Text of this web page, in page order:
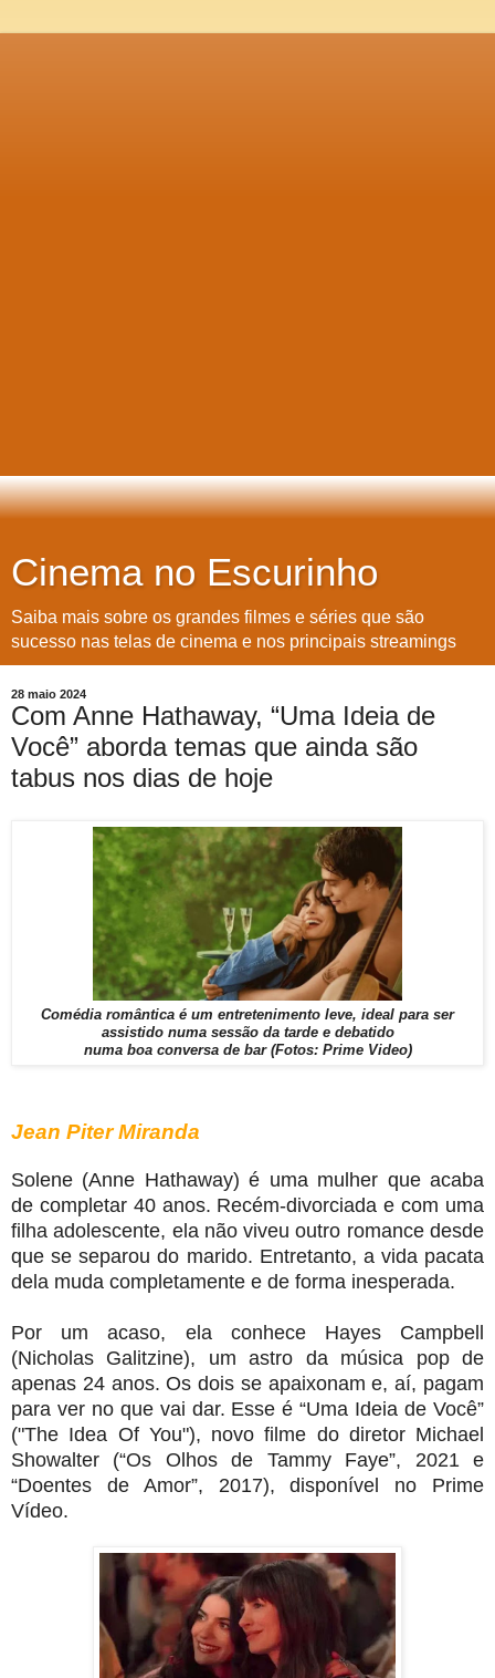
Cinema no Escurinho
Saiba mais sobre os grandes filmes e séries que são
sucesso nas telas de cinema e nos principais streamings
28 maio 2024
Com Anne Hathaway, “Uma Ideia de
Você” aborda temas que ainda são
tabus nos dias de hoje
Comédia romântica é um entretenimento leve, ideal para ser
assistido numa sessão da tarde e debatido
numa boa conversa de bar (Fotos: Prime Video)
Jean Piter Miranda
Solene (Anne Hathaway) é uma mulher que acaba
de completar 40 anos. Recém-divorciada e com uma
filha adolescente, ela não viveu outro romance desde
que se separou do marido. Entretanto, a vida pacata
dela muda completamente e de forma inesperada.
Por um acaso, ela conhece Hayes Campbell
(Nicholas Galitzine), um astro da música pop de
apenas 24 anos. Os dois se apaixonam e, aí, pagam
para ver no que vai dar. Esse é “Uma Ideia de Você”
("The Idea Of You"), novo filme do diretor Michael
Showalter (“Os Olhos de Tammy Faye”, 2021 e
“Doentes de Amor”, 2017), disponível no Prime
Vídeo.